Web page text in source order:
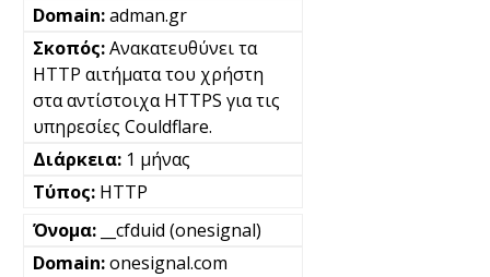
adman.gr
Ανακατευθύνει τα
HTTP αιτήματα του χρήστη
στα αντίστοιχα HTTPS για τις
υπηρεσίες Couldflare.
1 μήνας
HTTP
__cfduid (onesignal)
onesignal.com